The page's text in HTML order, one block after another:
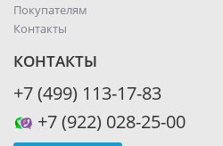
Покупателям
Контакты
КОНТАКТЫ
+7 (499) 113-17-83
+7 (922) 028-25-00